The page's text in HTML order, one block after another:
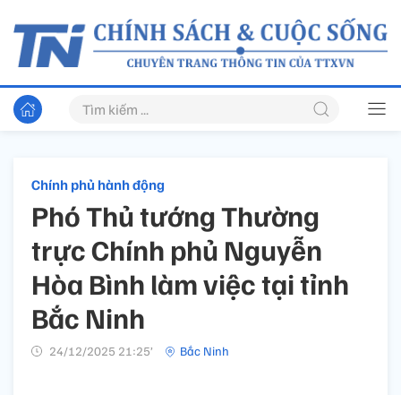
Chính phủ hành động
Phó Thủ tướng Thường
trực Chính phủ Nguyễn
Hòa Bình làm việc tại tỉnh
Bắc Ninh
24/12/2025 21:25’ Bắc Ninh